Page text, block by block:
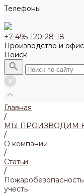
Телефоны
+7-495-120-28-18
Производство и
Поиск
Главная
/
МЫ ПРОИЗВОДИМ
/
О компании
/
Статьи
/
учесть